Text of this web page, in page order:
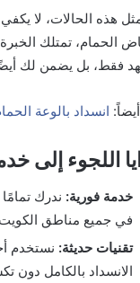
هذه الحالات، لا
الحمام، تمتلك
فقط، بل يضمن لك
انسداد بالوعة
اللجوء إلى
خدمة فورية: ندرك
في جميع مناطق
تقنيات حديثة: نستخدم
الانسداد بالكامل دون